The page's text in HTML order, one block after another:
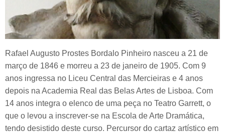
Rafael Augusto Prostes Bordalo Pinheiro nasceu a 21 de
março de 1846 e morreu a 23 de janeiro de 1905. Com 9
anos ingressa no Liceu Central das Mercieiras e 4 anos
depois na Academia Real das Belas Artes de Lisboa. Com
14 anos integra o elenco de uma peça no Teatro Garrett, o
que o levou a inscrever-se na Escola de Arte Dramática,
tendo desistido deste curso. Percursor do cartaz artístico em